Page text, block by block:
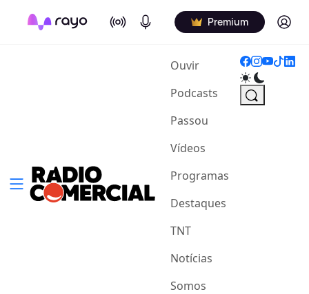
On Air Podcasts Premium Log in
Ouvir(current)
Podcasts
Passou
Vídeos
Programas
Destaques
TNT
Notícias
Somos